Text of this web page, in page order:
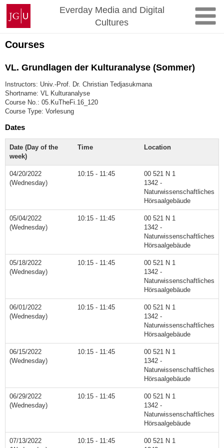
Skip
content
Johannes
Gutenberg
University
Mainz
Everday Media and Digital
Cultures
Courses
VL. Grundlagen der Kulturanalyse (Sommer)
Instructors: Univ.-Prof. Dr. Christian Tedjasukmana
Shortname: VL Kulturanalyse
Course No.: 05.KuTheFi.16_120
Course Type: Vorlesung
Dates
Date (Day of the
week)
Time Location
04/20/2022
(Wednesday)
10:15 - 11:45
00 521 N 1
1342 -
Naturwissenschaftliches
Hörsaalgebäude
05/04/2022
(Wednesday)
10:15 - 11:45
00 521 N 1
1342 -
Naturwissenschaftliches
Hörsaalgebäude
05/18/2022
(Wednesday)
10:15 - 11:45
00 521 N 1
1342 -
Naturwissenschaftliches
Hörsaalgebäude
06/01/2022
(Wednesday)
10:15 - 11:45
00 521 N 1
1342 -
Naturwissenschaftliches
Hörsaalgebäude
06/15/2022
(Wednesday)
10:15 - 11:45
00 521 N 1
1342 -
Naturwissenschaftliches
Hörsaalgebäude
06/29/2022
(Wednesday)
10:15 - 11:45
00 521 N 1
1342 -
Naturwissenschaftliches
Hörsaalgebäude
07/13/2022
10:15 - 11:45
00 521 N 1